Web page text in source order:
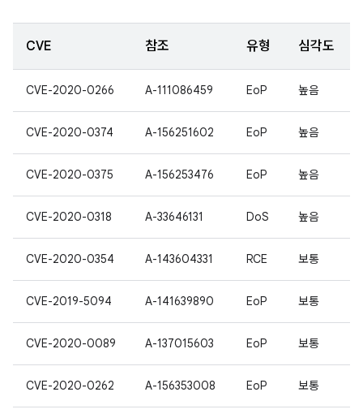
CVE 참조 유형 심각도
CVE-2020-0266 A-111086459 EoP 높음
CVE-2020-0374 A-156251602 EoP 높음
CVE-2020-0375 A-156253476 EoP 높음
CVE-2020-0318 A-33646131 DoS 높음
CVE-2020-0354 A-143604331 RCE 보통
CVE-2019-5094 A-141639890 EoP 보통
CVE-2020-0089 A-137015603 EoP 보통
CVE-2020-0262 A-156353008 EoP 보통